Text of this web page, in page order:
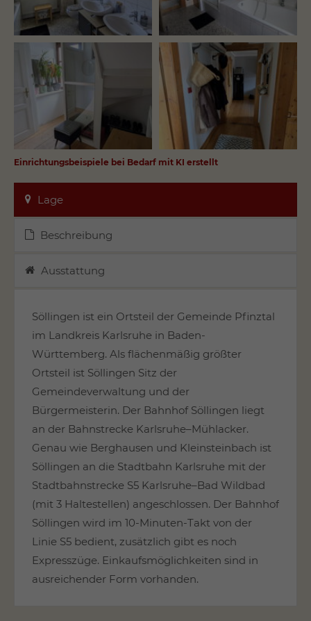
Einrichtungsbeispiele bei Bedarf mit KI erstellt
Lage
Beschreibung
Ausstattung
Söllingen ist ein Ortsteil der Gemeinde Pfinztal
im Landkreis Karlsruhe in Baden-
Württemberg. Als flächenmäßig größter
Ortsteil ist Söllingen Sitz der
Gemeindeverwaltung und der
Bürgermeisterin. Der Bahnhof Söllingen liegt
an der Bahnstrecke Karlsruhe–Mühlacker.
Genau wie Berghausen und Kleinsteinbach ist
Söllingen an die Stadtbahn Karlsruhe mit der
Stadtbahnstrecke S5 Karlsruhe–Bad Wildbad
(mit 3 Haltestellen) angeschlossen. Der Bahnhof
Söllingen wird im 10-Minuten-Takt von der
Linie S5 bedient, zusätzlich gibt es noch
Expresszüge. Einkaufsmöglichkeiten sind in
ausreichender Form vorhanden.